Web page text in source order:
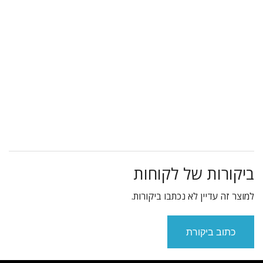
ביקורות של לקוחות
למוצר זה עדיין לא נכתבו ביקורות.
כתוב ביקורת